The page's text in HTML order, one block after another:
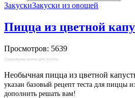
ЗакускиЗакуски из овощей
Пицца из цветной
Просмотров: 5639
Социальные кнопки для Joomla
Необычная пицца из цветной
указан базовый рецепт теста для пиццы
дополнить решать вам!